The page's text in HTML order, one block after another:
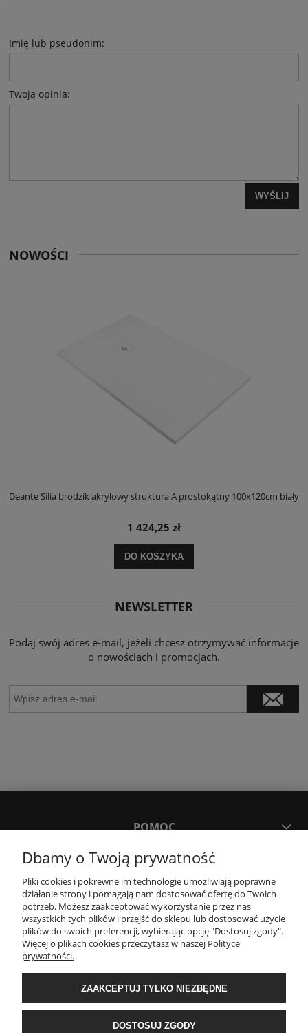
Imię lub pseudonim:
Twoja opinia:
WYŚLIJ
NOWOŚCI
Deante Silia brodzik akrylowy struktura A prostokątny 100x120cm biały
1 424,25 zł
DO KOSZYKA
NEWSLETTER
Podaj swój adres e-mail, jeżeli chcesz otrzymywać informacje
o nowościach i promocjach.
POMOC
MOJE KONTO
PŁATNOŚCI I DOSTAWA
KONTAKT
Wyposażenie łazienek Łazienki.eco | Pawła 23, 41-708 Ruda Śląska | E-mail:
sklep@lazienki.eco | Tel.: 600 012 164 lub 600 012 159 | TGS Przemysław
Stoń | NIP: 6312213594 | REGON: 276403698
Dbamy o Twoją prywatność
Pliki cookies i pokrewne im technologie umożliwiają poprawne
działanie strony i pomagają nam dostosować ofertę do Twoich
potrzeb. Możesz zaakceptować wykorzystanie przez nas
wszystkich tych plików i przejść do sklepu lub dostosować użycie
plików do swoich preferencji, wybierając opcję "Dostosuj zgody".
Więcej o plikach cookies przeczytasz w naszej Polityce
prywatności.
ZAAKCEPTUJ TYLKO NIEZBĘDNE
DOSTOSUJ ZGODY